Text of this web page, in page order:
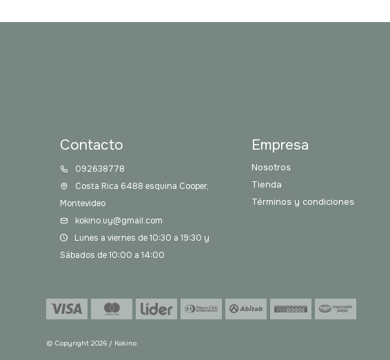
Contacto
092638778
Costa Rica 6488 esquina Cooper,
Montevideo
kokino.uy@gmail.com
Lunes a viernes de 10:30 a 19:30 y
Sábados de 10:00 a 14:00
Empresa
Nosotros
Tienda
Términos y condiciones
© Copyright 2026 / Kokino